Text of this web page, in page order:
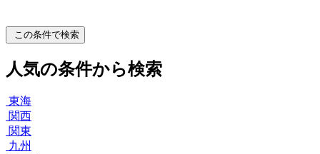
この条件で検索
人気の条件から検索
東海
関西
関東
九州